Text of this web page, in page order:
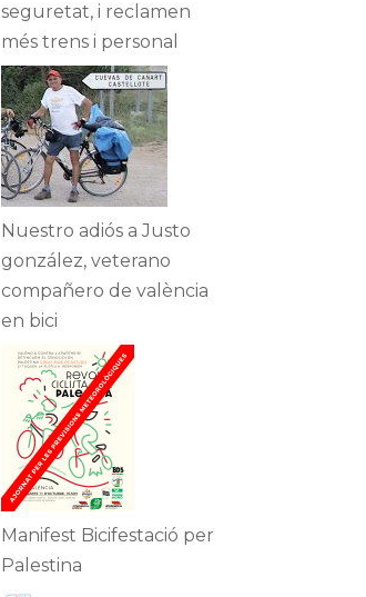
seguretat, i reclamen
més trens i personal
Nuestro adiós a Justo
gonzález, veterano
compañero de valència
en bici
Manifest Bicifestació per
Palestina